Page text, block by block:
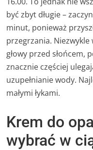
być zbyt długie –
minut, ponieważ
przegrzania.
głowy przed słońcem,
znacznie częściej
uzupełnianie wody.
małymi łykami.
Krem do
wybrać w